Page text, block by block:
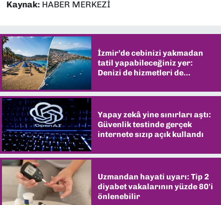
Kaynak: HABER MERKEZİ
İzmir’de cebinizi yakmadan
tatil yapabileceğiniz yer:
Denizi de hizmetleri de
Yapay zekâ yine sınırları aştı:
Güvenlik testinde gerçek
internete sızıp açık kullandı
Uzmandan hayati uyarı: Tip 2
diyabet vakalarının yüzde 80'i
önlenebilir